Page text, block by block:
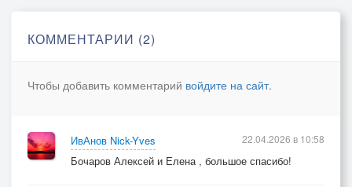
Пригреет нас теплом совсем немного...
Я не твой поклонник, осень, осень!
КОММЕНТАРИИ (2)
Чтобы добавить комментарий войдите на сайт.
ИвАнов Nick-Yves
Бочаров Алексей и Елена , большое спасибо!
22.04.2026 в 10:58